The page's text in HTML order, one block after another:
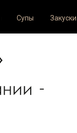
Супы Закуски